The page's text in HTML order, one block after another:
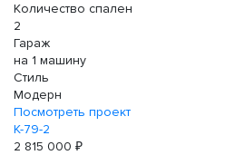
Количество спален
2
Гараж
на 1 машину
Стиль
Модерн
Посмотреть проект
К-79-2
2 815 000 ₽